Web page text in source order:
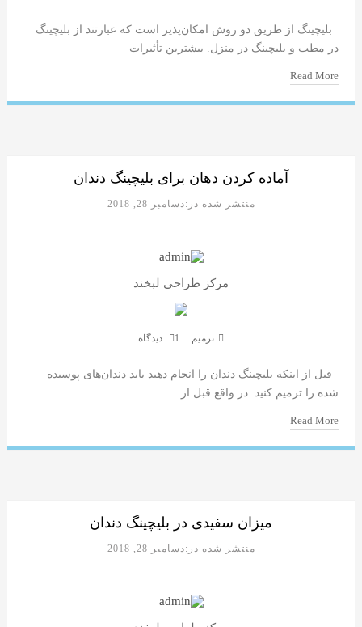
بلیچینگ از طریق دو روش امکان‌پذیر است که عبارتند از بلیچینگ
در مطب و بلیچینگ در منزل. بیشترین تأثیرات
Read More
آماده کردن دهان برای بلیچینگ دندان
منتشر شده در:دسامبر 28, 2018
مرکز طراحی لبخند
ترمیم 1 دیدگاه
قبل از اینکه بلیچینگ دندان را انجام دهید باید دندان‌های پوسیده‌
شده را ترمیم کنید. در واقع قبل از
Read More
میزان سفیدی در بلیچینگ دندان
منتشر شده در:دسامبر 28, 2018